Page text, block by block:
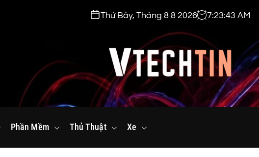
Thứ Bảy, Tháng 8 8 2026 7:23:44 AM
v
e
Phần Mềm Thủ Thuật Xe